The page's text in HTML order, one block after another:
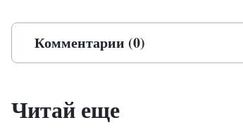
Комментарии (0)
Читай еще